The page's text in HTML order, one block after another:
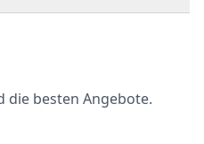
die besten Angebote.